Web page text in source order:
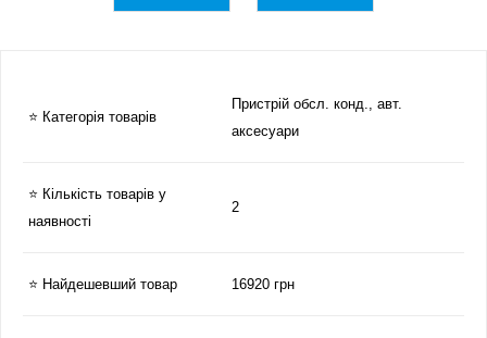
⭐ Категорія товарів
Пристрій обсл. конд., авт.
аксесуари
⭐ Кількість товарів у
наявності
2
⭐ Найдешевший товар 16920 грн